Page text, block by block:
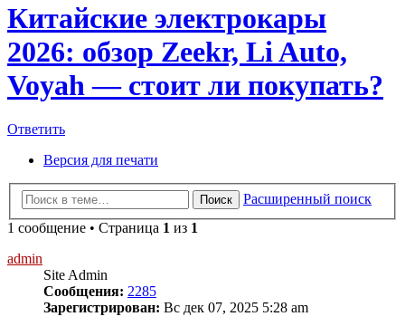
Китайские электрокары
2026: обзор Zeekr, Li Auto,
Voyah — стоит ли покупать?
Ответить
Версия для печати
Поиск
Расширенный поиск
1 сообщение • Страница 1 из 1
admin
Site Admin
Сообщения: 2285
Зарегистрирован: Вс дек 07, 2025 5:28 am